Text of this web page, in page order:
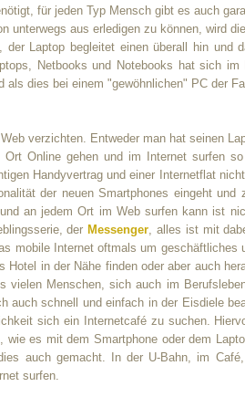
für jeden Typ Mensch gibt es auch
unterwegs aus erledigen zu können, wird
Laptop begleitet einen überall hin und
Netbooks und Notebooks hat sich im
dies bei einem "gewöhnlichen" PC der
verzichten. Entweder man hat seinen
Online gehen und im Internet surfen
Handyvertrag und einer Internetflat
der neuen Smartphones eingeht und
an jedem Ort im Web surfen kann ist
der Messenger, alles ist mit
mobile Internet oftmals um geschäftliches
in der Nähe finden oder aber auch
vielen Menschen, sich auch im
auch schnell und einfach in der Eisdiele
sich ein Internetcafé zu suchen.
es mit dem Smartphone oder dem
auch gemacht. In der U-Bahn, im
surfen.